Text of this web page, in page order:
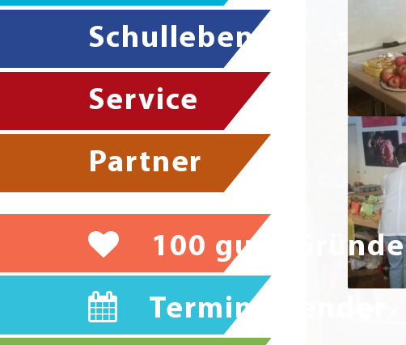
Schulleben
Service
Partner
100 gute Gründe
Terminkalender